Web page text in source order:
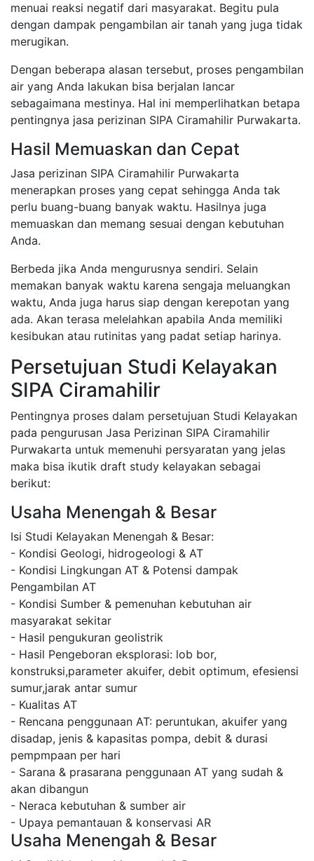
menuai reaksi negatif dari masyarakat. Begitu pula
dengan dampak pengambilan air tanah yang juga tidak
merugikan.
Dengan beberapa alasan tersebut, proses pengambilan
air yang Anda lakukan bisa berjalan lancar
sebagaimana mestinya. Hal ini memperlihatkan betapa
pentingnya jasa perizinan SIPA Ciramahilir Purwakarta.
Hasil Memuaskan dan Cepat
Jasa perizinan SIPA Ciramahilir Purwakarta
menerapkan proses yang cepat sehingga Anda tak
perlu buang-buang banyak waktu. Hasilnya juga
memuaskan dan memang sesuai dengan kebutuhan
Anda.
Berbeda jika Anda mengurusnya sendiri. Selain
memakan banyak waktu karena sengaja meluangkan
waktu, Anda juga harus siap dengan kerepotan yang
ada. Akan terasa melelahkan apabila Anda memiliki
kesibukan atau rutinitas yang padat setiap harinya.
Persetujuan Studi Kelayakan
SIPA Ciramahilir
Pentingnya proses dalam persetujuan Studi Kelayakan
pada pengurusan Jasa Perizinan SIPA Ciramahilir
Purwakarta untuk memenuhi persyaratan yang jelas
maka bisa ikutik draft study kelayakan sebagai
berikut:
Usaha Menengah & Besar
Isi Studi Kelayakan Menengah & Besar:
- Kondisi Geologi, hidrogeologi & AT
- Kondisi Lingkungan AT & Potensi dampak
Pengambilan AT
- Kondisi Sumber & pemenuhan kebutuhan air
masyarakat sekitar
- Hasil pengukuran geolistrik
- Hasil Pengeboran eksplorasi: lob bor,
konstruksi,parameter akuifer, debit optimum, efesiensi
sumur,jarak antar sumur
- Kualitas AT
- Rencana penggunaan AT: peruntukan, akuifer yang
disadap, jenis & kapasitas pompa, debit & durasi
pempmpaan per hari
- Sarana & prasarana penggunaan AT yang sudah &
akan dibangun
- Neraca kebutuhan & sumber air
- Upaya pemantauan & konservasi AR
Usaha Menengah & Besar